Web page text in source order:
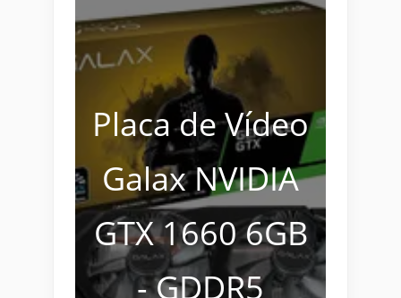
Placa de Vídeo
Galax NVIDIA
GTX 1660 6GB
- GDDR5